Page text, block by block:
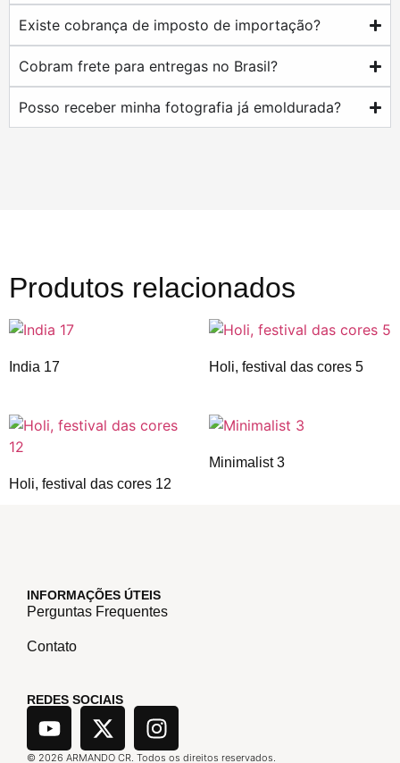
Existe cobrança de imposto de importação?
Cobram frete para entregas no Brasil?
Posso receber minha fotografia já emoldurada?
Produtos relacionados
India 17 Holi, festival das cores 5
Holi, festival das cores 12
Minimalist 3
INFORMAÇÕES ÚTEIS
Perguntas Frequentes
Contato
REDES SOCIAIS
© 2026 ARMANDO CR. Todos os direitos reservados.